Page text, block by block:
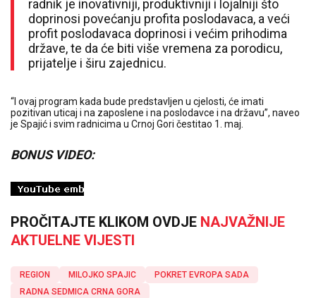
radnik je inovativniji, produktivniji i lojalniji što
doprinosi povećanju profita poslodavaca, a veći
profit poslodavaca doprinosi i većim prihodima
države, te da će biti više vremena za porodicu,
prijatelje i širu zajednicu.
“I ovaj program kada bude predstavljen u cjelosti, će imati
pozitivan uticaj i na zaposlene i na poslodavce i na državu”, naveo
je Spajić i svim radnicima u Crnoj Gori čestitao 1. maj.
BONUS VIDEO:
PROČITAJTE KLIKOM OVDJE NAJVAŽNIJE
AKTUELNE VIJESTI
REGION MILOJKO SPAJIC
POKRET EVROPA SADA
RADNA SEDMICA CRNA GORA